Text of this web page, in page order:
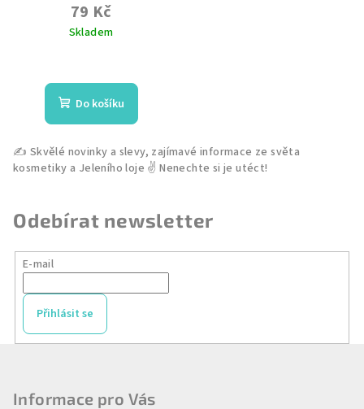
79 Kč
Skladem
produktu
je
4,0
5
hvězdiček.
Do košíku
Odebírat newsletter
E-mail
Přihlásit se
Informace pro Vás